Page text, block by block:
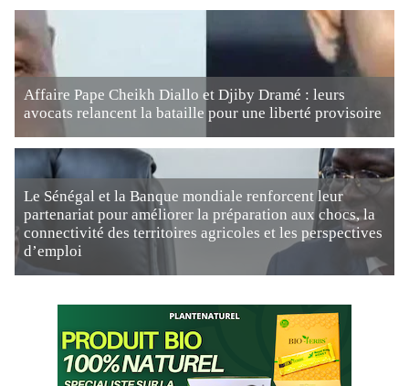
Affaire Pape Cheikh Diallo et Djiby Dramé : leurs
avocats relancent la bataille pour une liberté provisoire
Le Sénégal et la Banque mondiale renforcent leur
partenariat pour améliorer la préparation aux chocs, la
connectivité des territoires agricoles et les perspectives
d’emploi